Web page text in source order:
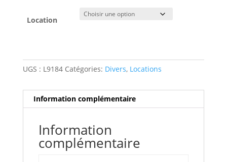
prix :
$100.00
Location
UGS : L9184 Catégories: Divers, Locations
Information complémentaire
Information
complémentaire